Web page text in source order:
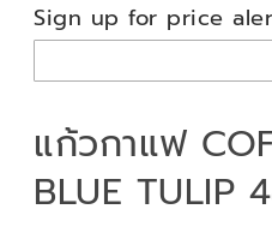
แก้วกาแฟ
BLUE TULIP
Sign up for price